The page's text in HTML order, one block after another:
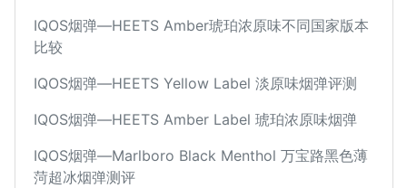
IQOS烟弹—HEETS Amber琥珀浓原味不同国家版本
比较
IQOS烟弹—HEETS Yellow Label 淡原味烟弹评测
IQOS烟弹—HEETS Amber Label 琥珀浓原味烟弹
IQOS烟弹—Marlboro Black Menthol 万宝路黑色薄
菏超冰烟弹测评